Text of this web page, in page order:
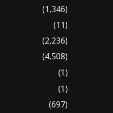
(1,346)
(11)
(2,236)
(4,508)
(1)
(1)
(697)